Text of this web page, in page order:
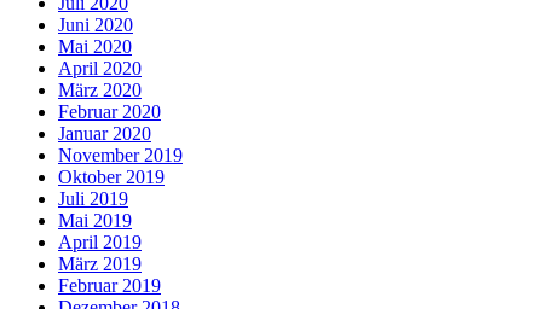
Juni 2020
Mai 2020
April 2020
März 2020
Februar 2020
Januar 2020
November 2019
Oktober 2019
Juli 2019
Mai 2019
April 2019
März 2019
Februar 2019